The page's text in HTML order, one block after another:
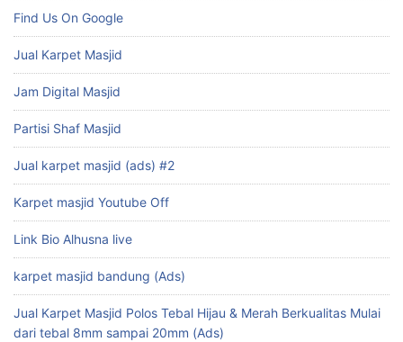
Find Us On Google
Jual Karpet Masjid
Jam Digital Masjid
Partisi Shaf Masjid
Jual karpet masjid (ads) #2
Karpet masjid Youtube Off
Link Bio Alhusna live
karpet masjid bandung (Ads)
Jual Karpet Masjid Polos Tebal Hijau & Merah Berkualitas Mulai
dari tebal 8mm sampai 20mm (Ads)